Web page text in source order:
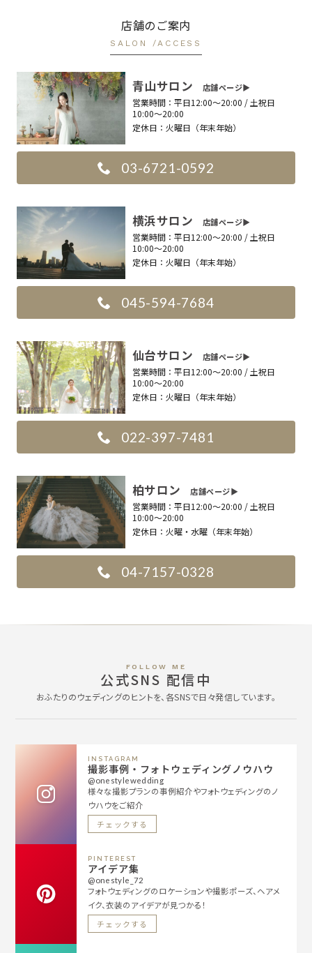
店舗のご案内
SALON /ACCESS
青山サロン 店舗ページ▶︎
営業時間： 平日12:00〜20:00 / 土祝日
10:00〜20:00
定休日： 火曜日（年末年始）
03-6721-0592
横浜サロン 店舗ページ▶︎
営業時間： 平日12:00〜20:00 / 土祝日
10:00〜20:00
定休日： 火曜日（年末年始）
045-594-7684
仙台サロン 店舗ページ▶︎
営業時間： 平日12:00〜20:00 / 土祝日
10:00〜20:00
定休日： 火曜日（年末年始）
022-397-7481
柏サロン店舗ページ▶︎
営業時間： 平日12:00〜20:00 / 土祝日
10:00〜20:00
定休日： 火曜・水曜（年末年始）
04-7157-0328
FOLLOW ME
公式SNS 配信中
おふたりのウェディングのヒントを、各SNSで日々発信しています。
INSTAGRAM
撮影事例・フォトウェディングノウハウ
@onestylewedding
様々な撮影プランの事例紹介やフォトウェディングのノ
ウハウをご紹介
チェックする
PINTEREST
アイデア集
@onestyle_72
フォトウェディングのロケーションや撮影ポーズ、ヘアメ
イク、衣装のアイデアが見つかる！
チェックする